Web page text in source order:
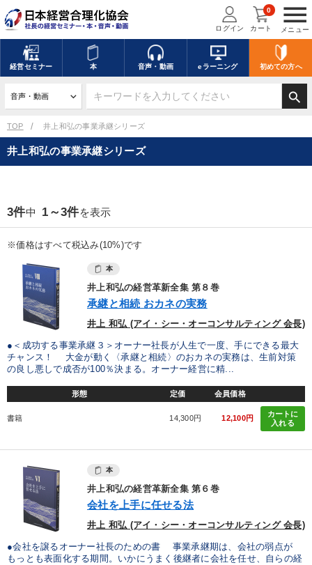
menu
メニュー
ログイン カート
0
経営セミナー 本 音声・動画 eラーニング 初めての方へ
search
キーワードを入力して探す
デジタル版対応のみ検索結果に表示する
search
mic 講演収録物を探す
ます
カテゴリー
優秀各社の智恵と戦略 事業家のロマンと経営
若手異才経営者の発想 専門家のアドバイス
テーマ
オーナー社長の「現場力の経営」＋現場の「儲ける力」をさらに
高める教材２選
組織と人を動かすマネジメント力を磨く 【3月】音声・映像
最新技術・トレンド 歴史・古典に学ぶ実務講話
TOP 井上和弘の事業承継シリーズ
井上和弘の事業承継シリーズ
3件中 1～3件を表示
※価格はすべて税込み(10%)です
本
井上和弘の経営革新全集 第８巻
承継と相続 おカネの実務
井上 和弘 (アイ・シー・オーコンサルティング 会長)
●＜成功する事業承継３＞オーナー社長が人生で一度、手にできる最大
チャンス！ 大金が動く〈承継と相続〉のおカネの実務は、生前対策
の良し悪しで成否が100％決まる。オーナー経営に精...
形態 定価 会員価格
書籍 14,300円 12,100円
カートに
入れる
本
井上和弘の経営革新全集 第６巻
会社を上手に任せる法
井上 和弘 (アイ・シー・オーコンサルティング 会長)
●会社を譲るオーナー社長のための書 事業承継期は、会社の弱点が
もっとも表面化する期間。いかにうまく後継者に会社を任せ、自らの経